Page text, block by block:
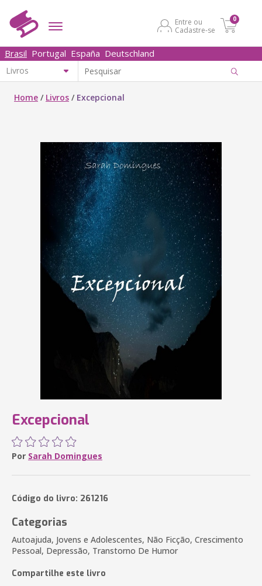
Entre ou
Cadastre-se
0
Brasil Portugal España Deutschland
Home / Livros / Excepcional
Excepcional
Por Sarah Domingues
Código do livro: 261216
Categorias
Autoajuda, Jovens e Adolescentes, Não Ficção, Crescimento
Pessoal, Depressão, Transtorno De Humor
Compartilhe este livro